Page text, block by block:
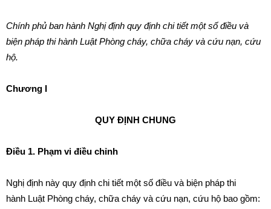
Chính phủ ban hành Nghị định quy định chi tiết một số điều và
biện pháp thi hành Luật Phòng cháy, chữa cháy và cứu nạn, cứu
hộ.
Chương I
QUY ĐỊNH CHUNG
Điều 1. Phạm vi điều chỉnh
Nghị định này quy định chi tiết một số điều và biện pháp thi
hành Luật Phòng cháy, chữa cháy và cứu nạn, cứu hộ bao gồm: